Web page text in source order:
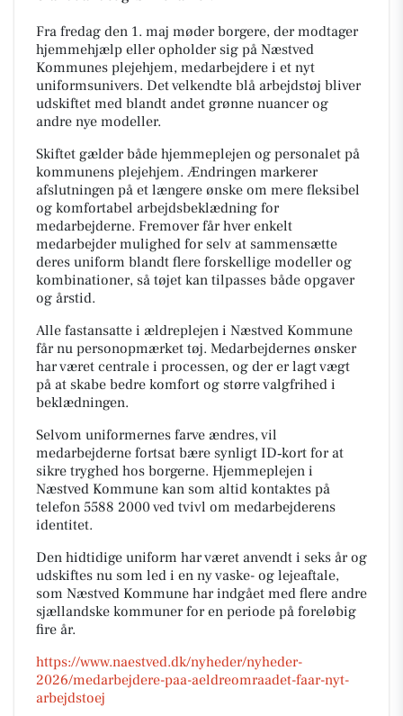
Fra fredag den 1. maj møder borgere, der modtager
hjemmehjælp eller opholder sig på Næstved
Kommunes plejehjem, medarbejdere i et nyt
uniformsunivers. Det velkendte blå arbejdstøj bliver
udskiftet med blandt andet grønne nuancer og
andre nye modeller.
Skiftet gælder både hjemmeplejen og personalet på
kommunens plejehjem. Ændringen markerer
afslutningen på et længere ønske om mere fleksibel
og komfortabel arbejdsbeklædning for
medarbejderne. Fremover får hver enkelt
medarbejder mulighed for selv at sammensætte
deres uniform blandt flere forskellige modeller og
kombinationer, så tøjet kan tilpasses både opgaver
og årstid.
Alle fastansatte i ældreplejen i Næstved Kommune
får nu personopmærket tøj. Medarbejdernes ønsker
har været centrale i processen, og der er lagt vægt
på at skabe bedre komfort og større valgfrihed i
beklædningen.
Selvom uniformernes farve ændres, vil
medarbejderne fortsat bære synligt ID‑kort for at
sikre tryghed hos borgerne. Hjemmeplejen i
Næstved Kommune kan som altid kontaktes på
telefon 5588 2000 ved tvivl om medarbejderens
identitet.
Den hidtidige uniform har været anvendt i seks år og
udskiftes nu som led i en ny vaske- og lejeaftale,
som Næstved Kommune har indgået med flere andre
sjællandske kommuner for en periode på foreløbig
fire år.
https://www.naestved.dk/nyheder/nyheder-
2026/medarbejdere-paa-aeldreomraadet-faar-nyt-
arbejdstoej